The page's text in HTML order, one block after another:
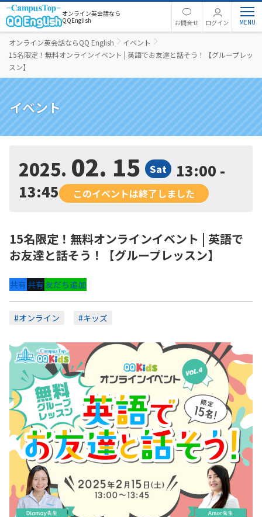
オンライン英会話なら
QQEnglish
お問合せ ログイン
オンライン英会話ならQQ English
イベント
15名限定！無料オンラインイベント | 英語でお友達と話そう！【グループレッ
スン】
イベント
2025 02. 15 Sat
13:00 -
13:45
このイベントは終了しました
15名限定！無料オンラインイベント | 英語で
お友達と話そう！【グループレッスン】
共有共有友だち追加
#オンライン #キッズ